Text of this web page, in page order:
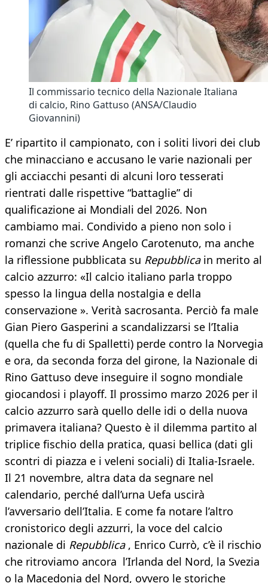
Il commissario tecnico della Nazionale Italiana
di calcio, Rino Gattuso (ANSA/Claudio
Giovannini)
E’ ripartito il campionato, con i soliti livori dei club
che minacciano e accusano le varie nazionali per
gli acciacchi pesanti di alcuni loro tesserati
rientrati dalle rispettive “battaglie” di
qualificazione ai Mondiali del 2026. Non
cambiamo mai. Condivido a pieno non solo i
romanzi che scrive Angelo Carotenuto, ma anche
la riflessione pubblicata su Repubblicain merito al
calcio azzurro: «Il calcio italiano parla troppo
spesso la lingua della nostalgia e della
conservazione ». Verità sacrosanta. Perciò fa male
Gian Piero Gasperini a scandalizzarsi se l’Italia
(quella che fu di Spalletti) perde contro la Norvegia
e ora, da seconda forza del girone, la Nazionale di
Rino Gattuso deve inseguire il sogno mondiale
giocandosi i playoff. Il prossimo marzo 2026 per il
calcio azzurro sarà quello delle idi o della nuova
primavera italiana? Questo è il dilemma partito al
triplice fischio della pratica, quasi bellica (dati gli
scontri di piazza e i veleni sociali) di Italia-Israele.
Il 21 novembre, altra data da segnare nel
calendario, perché dall’urna Uefa uscirà
l’avversario dell’Italia. E come fa notare l’altro
cronistorico degli azzurri, la voce del calcio
nazionale di Repubblica, Enrico Currò, c’è il rischio
che ritroviamo ancora l’Irlanda del Nord, la Svezia
o la Macedonia del Nord, ovvero le storiche